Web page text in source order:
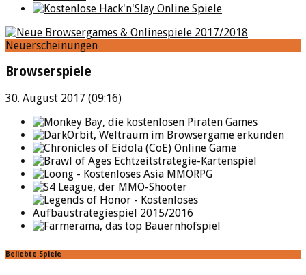
Neuerscheinungen
Browserspiele
30. August 2017 (09:16)
Beliebte Spiele